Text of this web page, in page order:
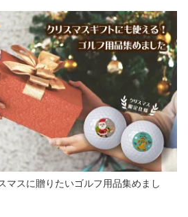
マスに贈りたいゴルフ用品集めまし